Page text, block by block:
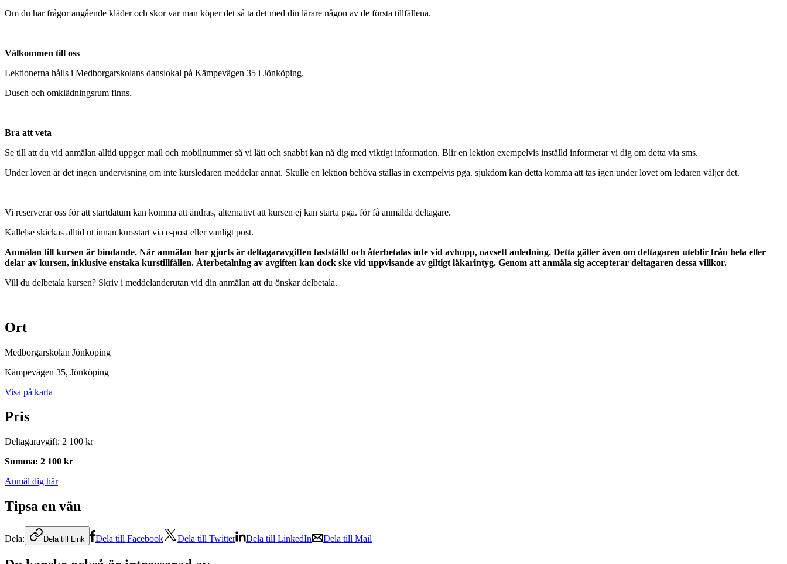
Om du har frågor angående kläder och skor var man köper det så ta det med din lärare någon av de första tillfällena.
Välkommen till oss
Lektionerna hålls i Medborgarskolans danslokal på Kämpevägen 35 i Jönköping.
Dusch och omklädningsrum finns.
Bra att veta
Se till att du vid anmälan alltid uppger mail och mobilnummer så vi lätt och snabbt kan nå dig med viktigt information. Blir en lektion exempelvis inställd informerar vi dig om detta via sms.
Under loven är det ingen undervisning om inte kursledaren meddelar annat. Skulle en lektion behöva ställas in exempelvis pga. sjukdom kan detta komma att tas igen under lovet om ledaren väljer det.
Vi reserverar oss för att startdatum kan komma att ändras, alternativt att kursen ej kan starta pga. för få anmälda deltagare.
Kallelse skickas alltid ut innan kursstart via e-post eller vanligt post.
Anmälan till kursen är bindande. När anmälan har gjorts är deltagaravgiften fastställd och återbetalas inte vid avhopp, oavsett anledning. Detta gäller även om deltagaren uteblir från hela eller
delar av kursen, inklusive enstaka kurstillfällen. Återbetalning av avgiften kan dock ske vid uppvisande av giltigt läkarintyg. Genom att anmäla sig accepterar deltagaren dessa villkor.
Vill du delbetala kursen? Skriv i meddelanderutan vid din anmälan att du önskar delbetala.
Ort
Medborgarskolan Jönköping
Kämpevägen 35, Jönköping
Visa på karta
Pris
Deltagaravgift: 2 100 kr
Summa: 2 100 kr
Anmäl dig här
Tipsa en vän
Dela: Dela till Link Dela till Facebook Dela till Twitter Dela till LinkedIn Dela till Mail